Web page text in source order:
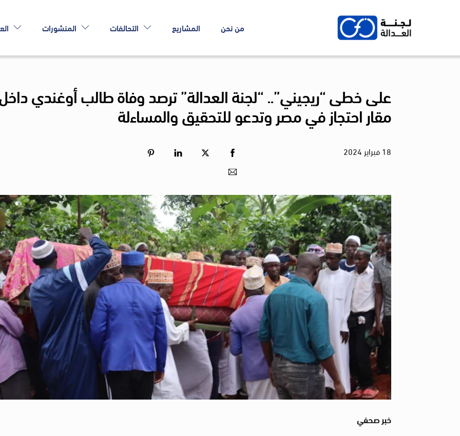
من نحن المشاريع التحالفات المنشورات
على خطى “ريجيني”.. “لجنة العدالة” ترصد وفاة طالب أوغندي
مقار احتجاز في مصر وتدعو للتحقيق والمساءلة
18فبراير 2024
خبر صحفي